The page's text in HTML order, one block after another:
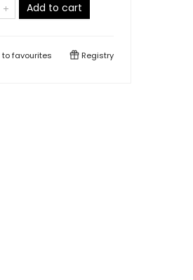
Add to cart
tofavourites Registry